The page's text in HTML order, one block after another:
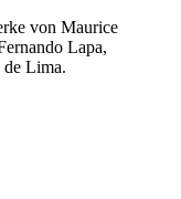
von Maurice
Lapa,
de Lima.